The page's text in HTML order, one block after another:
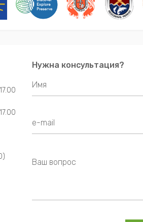
Нужна консультация?